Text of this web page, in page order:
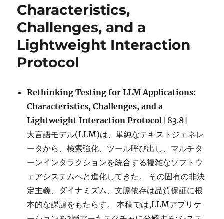
Agenda
and
Preliminary
に
Characteristics,
Challenges, and a
Lightweight Interaction
Protocol
Rethinking Testing for LLM Applications:
Characteristics, Challenges, and a
Lightweight Interaction Protocol [83.8]
大言語モデル(LLM)は、単純なテキストジェネレ
ータから、検索強化、ツール呼び出し、マルチタ
ーンインタラクションを統合する複雑なソフトウ
ェアシステムへと進化してきた。 その固有の非決
定主義、ダイナミズム、文脈依存は品質保証に根
本的な課題をもたらす。 本稿では,LLMアプリケ